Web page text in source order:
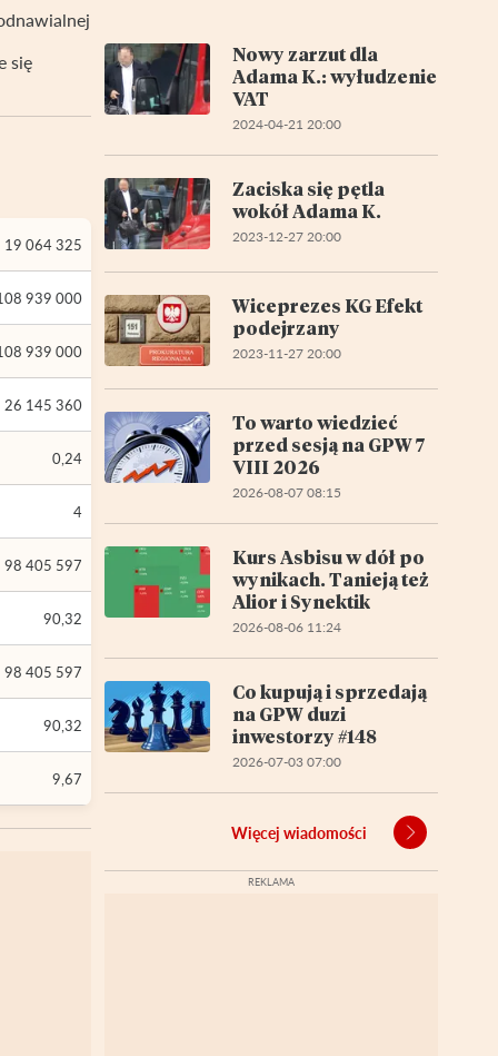
się
19 064 325
939 000
939 000
26 145 360
0,24
4
98 405 597
90,32
98 405 597
90,32
9,67
Nowy zarzut dla
Adama K.: wyłudzenie
VAT
2024-04-21 20:00
Zaciska się pętla
wokół Adama K.
2023-12-27 20:00
Wiceprezes KG Efekt
podejrzany
2023-11-27 20:00
To warto wiedzieć
przed sesją na GPW 7
VIII 2026
2026-08-07 08:15
Kurs Asbisu w dół po
wynikach. Tanieją też
Alior i Synektik
2026-08-06 11:24
Co kupują i sprzedają
na GPW duzi
inwestorzy #148
2026-07-03 07:00
Więcej wiadomości